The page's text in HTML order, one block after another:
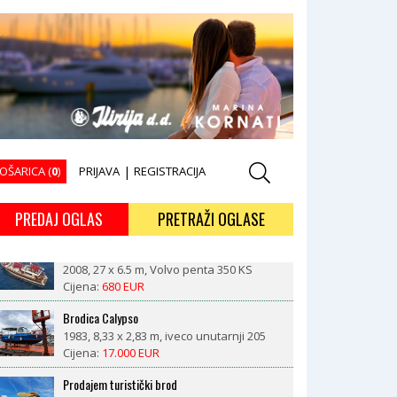
(0) PRIJAVA | REGISTRACIJA
PREDAJ OGLAS PRETRAŽI OGLASE
Brodica Calypso
1983, 8,33 x 2,83 m, iveco unutarnji 205
kW
Cijena: 17.000 EUR
Prodajem turistički brod
Cijena:1 EUR